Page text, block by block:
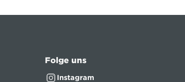
Folge uns
Instagram